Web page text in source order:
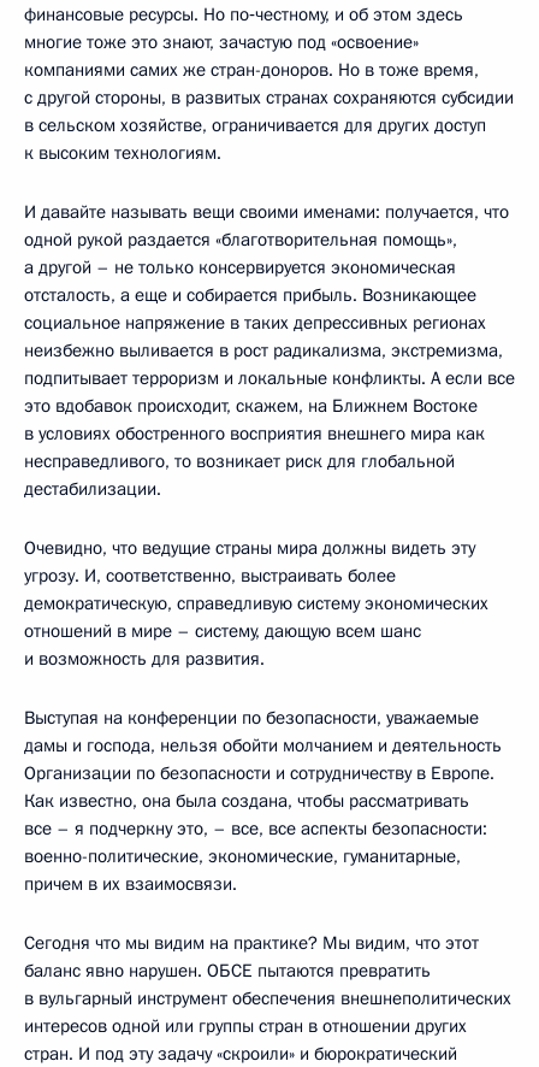
финансовые ресурсы. Но по‑честному, и об этом здесь
многие тоже это знают, зачастую под «освоение»
компаниями самих же стран-доноров. Но в тоже время,
с другой стороны, в развитых странах сохраняются субсидии
в сельском хозяйстве, ограничивается для других доступ
к высоким технологиям.
И давайте называть вещи своими именами: получается, что
одной рукой раздается «благотворительная помощь»,
а другой – не только консервируется экономическая
отсталость, а еще и собирается прибыль. Возникающее
социальное напряжение в таких депрессивных регионах
неизбежно выливается в рост радикализма, экстремизма,
подпитывает терроризм и локальные конфликты. А если все
это вдобавок происходит, скажем, на Ближнем Востоке
в условиях обостренного восприятия внешнего мира как
несправедливого, то возникает риск для глобальной
дестабилизации.
Очевидно, что ведущие страны мира должны видеть эту
угрозу. И, соответственно, выстраивать более
демократическую, справедливую систему экономических
отношений в мире – систему, дающую всем шанс
и возможность для развития.
Выступая на конференции по безопасности, уважаемые
дамы и господа, нельзя обойти молчанием и деятельность
Организации по безопасности и сотрудничеству в Европе.
Как известно, она была создана, чтобы рассматривать
все – я подчеркну это, – все, все аспекты безопасности:
военно-политические, экономические, гуманитарные,
причем в их взаимосвязи.
Сегодня что мы видим на практике? Мы видим, что этот
баланс явно нарушен. ОБСЕ пытаются превратить
в вульгарный инструмент обеспечения внешнеполитических
интересов одной или группы стран в отношении других
стран. И под эту задачу «скроили» и бюрократический